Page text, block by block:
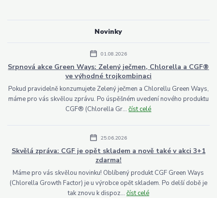
Novinky
01.08.2026
Srpnová akce Green Ways: Zelený ječmen, Chlorella a CGF®
ve výhodné trojkombinaci
Pokud pravidelně konzumujete Zelený ječmen a Chlorellu Green Ways,
máme pro vás skvělou zprávu. Po úspěšném uvedení nového produktu
CGF® (Chlorella Gr...číst celé
25.06.2026
Skvělá zpráva: CGF je opět skladem a nově také v akci 3+1
zdarma!
Máme pro vás skvělou novinku! Oblíbený produkt CGF Green Ways
(Chlorella Growth Factor) je u výrobce opět skladem. Po delší době je
tak znovu k dispoz... číst celé